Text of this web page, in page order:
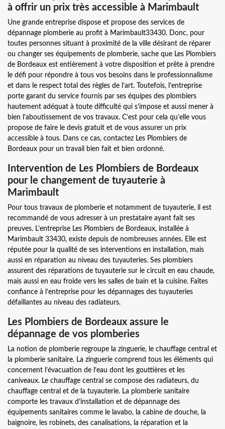
à offrir un prix très accessible à Marimbault
Une grande entreprise dispose et propose des services de
dépannage plomberie au profit à Marimbault33430. Donc, pour
toutes personnes situant à proximité de la ville désirant de réparer
ou changer ses équipements de plomberie, sache que Les Plombiers
de Bordeaux est entièrement à votre disposition et prête à prendre
le défi pour répondre à tous vos besoins dans le professionnalisme
et dans le respect total des règles de l’art. Toutefois, l’entreprise
porte garant du service fournis par ses équipes des plombiers
hautement adéquat à toute difficulté qui s’impose et aussi mener à
bien l’aboutissement de vos travaux. C’est pour cela qu’elle vous
propose de faire le devis gratuit et de vous assurer un prix
accessible à tous. Dans ce cas, contactez Les Plombiers de
Bordeaux pour un travail bien fait et bien ordonné.
Intervention de Les Plombiers de Bordeaux
pour le changement de tuyauterie à
Marimbault
Pour tous travaux de plomberie et notamment de tuyauterie, il est
recommandé de vous adresser à un prestataire ayant fait ses
preuves. L’entreprise Les Plombiers de Bordeaux, installée à
Marimbault 33430, existe depuis de nombreuses années. Elle est
réputée pour la qualité de ses interventions en installation, mais
aussi en réparation au niveau des tuyauteries. Ses plombiers
assurent des réparations de tuyauterie sur le circuit en eau chaude,
mais aussi en eau froide vers les salles de bain et la cuisine. Faites
confiance à l’entreprise pour les dépannages des tuyauteries
défaillantes au niveau des radiateurs.
Les Plombiers de Bordeaux assure le
dépannage de vos plomberies
La notion de plomberie regroupe la zinguerie, le chauffage central et
la plomberie sanitaire. La zinguerie comprend tous les éléments qui
concernent l’évacuation de l’eau dont les gouttières et les
caniveaux. Le chauffage central se compose des radiateurs, du
chauffage central et de la tuyauterie. La plomberie sanitaire
comporte les travaux d’installation et de dépannage des
équipements sanitaires comme le lavabo, la cabine de douche, la
baignoire, les robinets, des canalisations, la réparation et la